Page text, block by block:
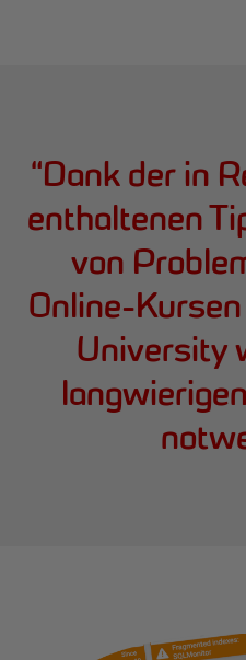
“Dank der in
enthaltenen
von
Online-
University